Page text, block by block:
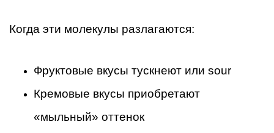
Когда эти молекулы разлагаются:
Фруктовые вкусы тускнеют или sour
Кремовые вкусы приобретают
«мыльный» оттенок